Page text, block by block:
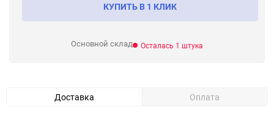
КУПИТЬ В 1 КЛИК
Основной склад Осталась 1 штука
Доставка Оплата